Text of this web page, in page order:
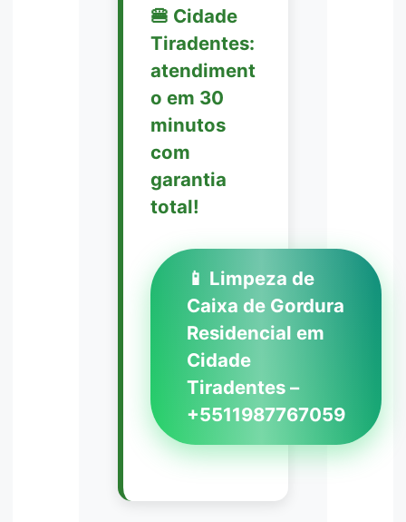
🍔 Cidade
Tiradentes:
atendiment
o em 30
minutos
com
garantia
total!
📱 Limpeza de
Caixa de Gordura
Residencial em
Cidade
Tiradentes –
+5511987767059